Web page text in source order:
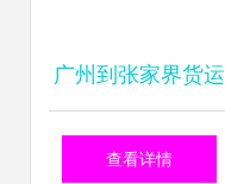
广州到张家界货运
专线 专业物流服务
查看详情